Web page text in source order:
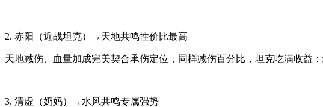
2. 赤阳（近战坦克）→天地共鸣性价比最高
天地减伤、血量加成完美契合承伤定位，同样减伤百分比，坦克吃满收益
3. 清虚（奶妈）→水风共鸣专属强势